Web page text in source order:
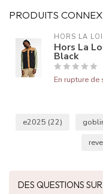
PRODUITS
HORS LA LOI
Hors La
Black
En rupture de
e2025 (22)
DES QUESTIONS